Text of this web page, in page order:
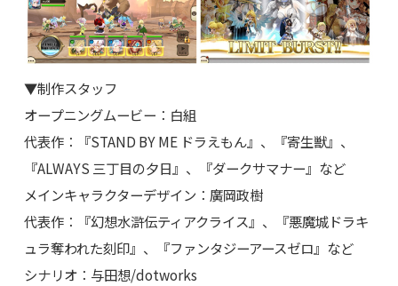
▼制作スタッフ
オープニングムービー：白組
代表作：『STAND BY ME ドラえもん』、『寄生獣』、
『ALWAYS 三丁目の夕日』、『ダークサマナー』など
メインキャラクターデザイン：廣岡政樹
代表作：『幻想水滸伝ティアクライス』、『悪魔城ドラキ
ュラ奪われた刻印』、『ファンタジーアースゼロ』など
シナリオ：与田想/dotworks